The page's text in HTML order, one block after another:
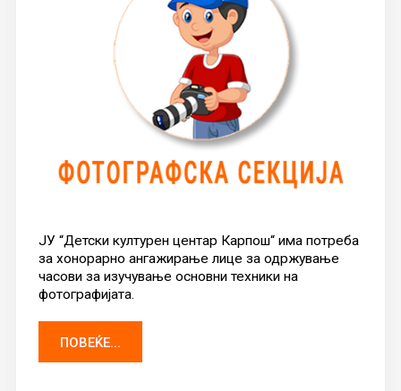
ЈУ “Детски културен центар Карпош“ има потреба
за хонорарно ангажирање лице за одржување
часови за изучување основни техники на
фотографијата.
ПОВЕЌЕ...